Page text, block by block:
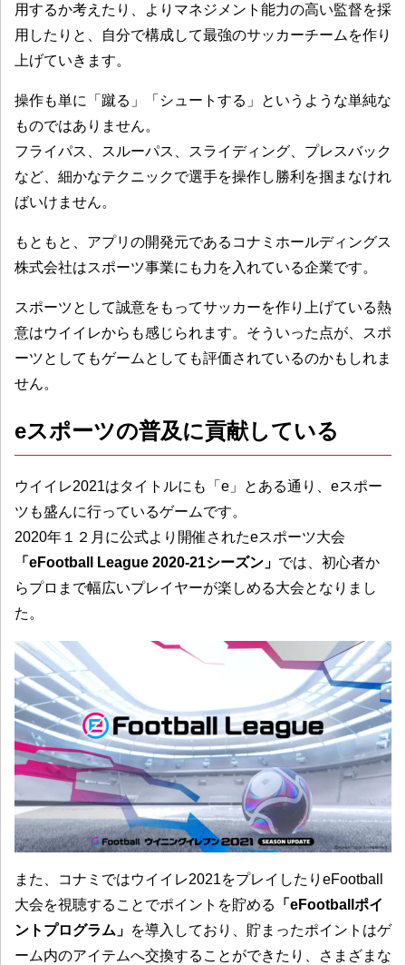
用するか考えたり、よりマネジメント能力の高い監督を採
用したりと、自分で構成して最強のサッカーチームを作り
上げていきます。
操作も単に「蹴る」「シュートする」というような単純な
ものではありません。
フライパス、スルーパス、スライディング、プレスバック
など、細かなテクニックで選手を操作し勝利を掴まなけれ
ばいけません。
もともと、アプリの開発元であるコナミホールディングス
株式会社はスポーツ事業にも力を入れている企業です。
スポーツとして誠意をもってサッカーを作り上げている熱
意はウイイレからも感じられます。そういった点が、スポ
ーツとしてもゲームとしても評価されているのかもしれま
せん。
eスポーツの普及に貢献している
ウイイレ2021はタイトルにも「e」とある通り、eスポー
ツも盛んに行っているゲームです。
2020年１２月に公式より開催されたeスポーツ大会
「eFootball League 2020-21シーズン」 では、初心者か
らプロまで幅広いプレイヤーが楽しめる大会となりまし
た。
また、コナミではウイイレ2021をプレイしたりeFootball
大会を視聴することでポイントを貯める
「eFootballポイ
ントプログラム」 を導入しており、貯まったポイントはゲ
ーム内のアイテムへ交換することができたり、さまざまな